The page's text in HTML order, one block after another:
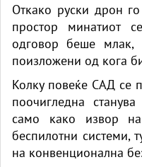
Откако руски дрон
простор минатиот
одговор беше млак,
поизложени од кога
Колку повеќе САД се
поочигледна
само како извор на
беспилотни системи,
на конвенционална